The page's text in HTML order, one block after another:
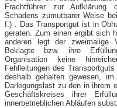
Frachtführer zur Aufklärung
Schadens zumutbarer Weise
f.) . Das Transportgut ist in
geraten. Zum einen ergibt sich
anderen legt der zweimalige
Beklagte bzw. ihre
Organisation keine
Fehlleitungen des
deshalb gehalten gewesen,
Darlegungslast zu den in ihrem
Geschäftskreises ihrer
innerbetrieblichen Abläufen